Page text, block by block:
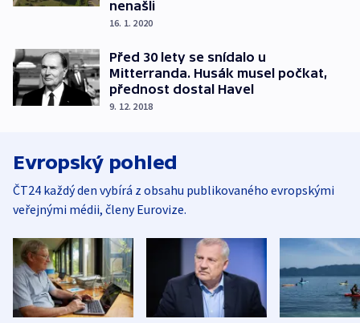
nenašli
16. 1. 2020
Před 30 lety se snídalo u
Mitterranda. Husák musel počkat,
přednost dostal Havel
9. 12. 2018
Evropský pohled
ČT24 každý den vybírá z obsahu publikovaného evropskými
veřejnými médii, členy Eurovize.